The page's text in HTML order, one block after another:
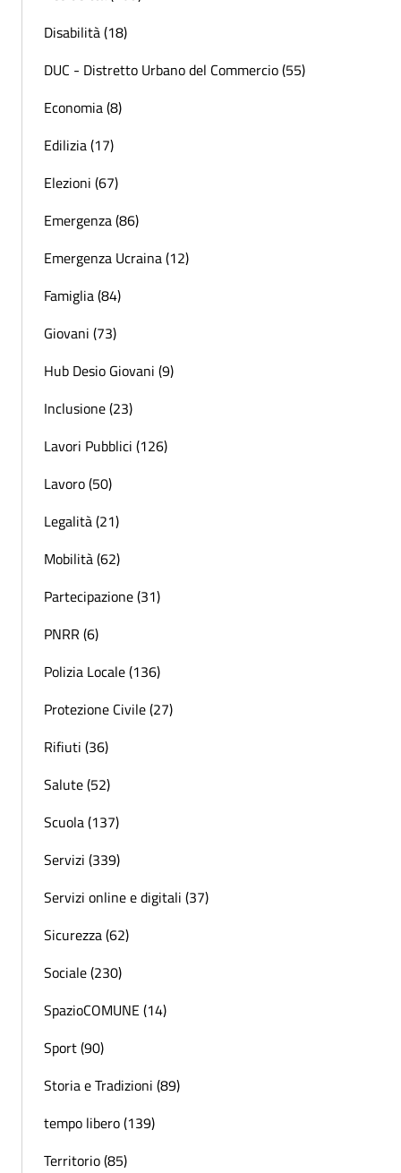
Disabilità (18)
DUC - Distretto Urbano del Commercio (55)
Economia (8)
Edilizia (17)
Elezioni (67)
Emergenza (86)
Emergenza Ucraina (12)
Famiglia (84)
Giovani (73)
Hub Desio Giovani (9)
Inclusione (23)
Lavori Pubblici (126)
Lavoro (50)
Legalità (21)
Mobilità (62)
Partecipazione (31)
PNRR (6)
Polizia Locale (136)
Protezione Civile (27)
Rifiuti (36)
Salute (52)
Scuola (137)
Servizi (339)
Servizi online e digitali (37)
Sicurezza (62)
Sociale (230)
SpazioCOMUNE (14)
Sport (90)
Storia e Tradizioni (89)
tempo libero (139)
Territorio (85)